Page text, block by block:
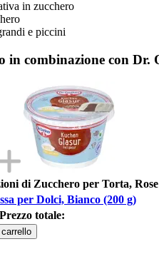
in zucchero
e piccini
in combinazione con
di Zucchero per Torta, Rose
per Dolci, Bianco (200 g)
Prezzo totale: